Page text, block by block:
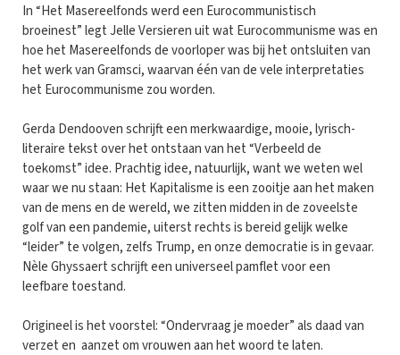
In “Het Masereelfonds werd een Eurocommunistisch
broeinest” legt Jelle Versieren uit wat Eurocommunisme was en
hoe het Masereelfonds de voorloper was bij het ontsluiten van
het werk van Gramsci, waarvan één van de vele interpretaties
het Eurocommunisme zou worden.
Gerda Dendooven schrijft een merkwaardige, mooie, lyrisch-
literaire tekst over het ontstaan van het “Verbeeld de
toekomst” idee. Prachtig idee, natuurlijk, want we weten wel
waar we nu staan: Het Kapitalisme is een zooitje aan het maken
van de mens en de wereld, we zitten midden in de zoveelste
golf van een pandemie, uiterst rechts is bereid gelijk welke
“leider” te volgen, zelfs Trump, en onze democratie is in gevaar.
Nèle Ghyssaert schrijft een universeel pamflet voor een
leefbare toestand.
Origineel is het voorstel: “Ondervraag je moeder” als daad van
verzet en aanzet om vrouwen aan het woord te laten.